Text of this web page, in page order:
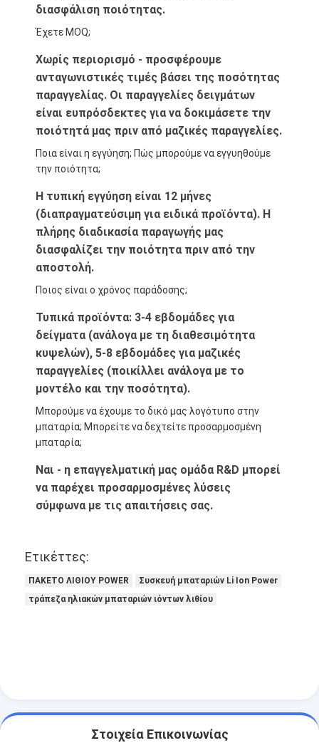
διασφάλιση ποιότητας.
Έχετε MOQ;
Χωρίς περιορισμό - προσφέρουμε
ανταγωνιστικές τιμές βάσει της ποσότητας
παραγγελίας. Οι παραγγελίες δειγμάτων
είναι ευπρόσδεκτες για να δοκιμάσετε την
ποιότητά μας πριν από μαζικές παραγγελίες.
Ποια είναι η εγγύηση; Πώς μπορούμε να εγγυηθούμε
την ποιότητα;
Η τυπική εγγύηση είναι 12 μήνες
(διαπραγματεύσιμη για ειδικά προϊόντα). Η
πλήρης διαδικασία παραγωγής μας
διασφαλίζει την ποιότητα πριν από την
αποστολή.
Ποιος είναι ο χρόνος παράδοσης;
Τυπικά προϊόντα: 3-4 εβδομάδες για
δείγματα (ανάλογα με τη διαθεσιμότητα
κυψελών), 5-8 εβδομάδες για μαζικές
παραγγελίες (ποικίλλει ανάλογα με το
μοντέλο και την ποσότητα).
Μπορούμε να έχουμε το δικό μας λογότυπο στην
μπαταρία; Μπορείτε να δεχτείτε προσαρμοσμένη
μπαταρία;
Ναι - η επαγγελματική μας ομάδα R&D μπορεί
να παρέχει προσαρμοσμένες λύσεις
σύμφωνα με τις απαιτήσεις σας.
Ετικέττες:
ΠΑΚΕΤΟ ΛΙΘΙΟΥ POWER
Συσκευή μπαταριών Li Ion Power
τράπεζα ηλιακών μπαταριών ιόντων λιθίου
Στοιχεία Επικοινωνίας